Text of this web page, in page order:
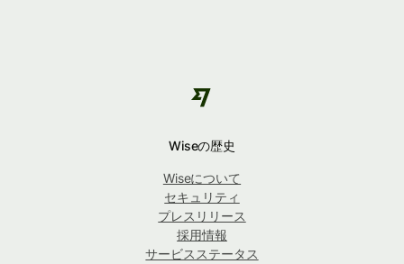
Wiseの歴史
Wiseについて
セキュリティ
プレスリリース
採用情報
サービスステータス